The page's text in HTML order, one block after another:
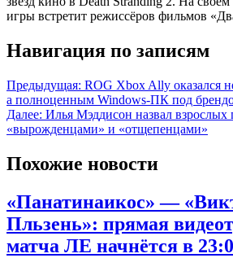
игры встретит режиссёров фильмов
Навигация по записям
Предыдущая: ROG Xbox Ally оказался
а полноценным Windows‑ПК под
Далее: Илья Мэддисон назвал взрослых
«вырожденцами» и «отщепенцами»
Похожие новости
«Панатинаикос» —
Пльзень»: прямая
матча ЛЕ начнётся в